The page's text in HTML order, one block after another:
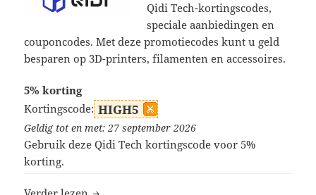
Qidi Tech-kortingscodes,
speciale aanbiedingen en
couponcodes. Met deze promotiecodes kunt u geld
besparen op 3D-printers, filamenten en accessoires.
5% korting
Kortingscode: HIGH5
Geldig tot en met: 27 september 2026
Gebruik deze Qidi Tech kortingscode voor 5%
korting.